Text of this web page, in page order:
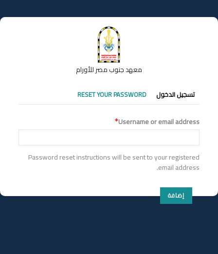
إلى
المحتوى
معهد جنوب مصر للأورام
التبويبات
الأساسية
تسجيل الدخول RESET YOUR PASSWORD
Username or email address
Password reset instructions will be sent to your registered
email address.